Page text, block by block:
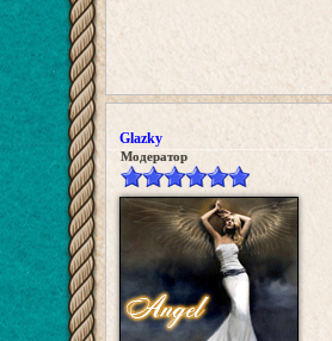
Glazky
Модератор